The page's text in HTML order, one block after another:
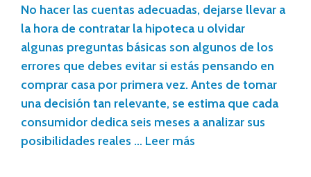
No hacer las cuentas adecuadas, dejarse llevar a
la hora de contratar la hipoteca u olvidar
algunas preguntas básicas son algunos de los
errores que debes evitar si estás pensando en
comprar casa por primera vez. Antes de tomar
una decisión tan relevante, se estima que cada
consumidor dedica seis meses a analizar sus
posibilidades reales … Leer más